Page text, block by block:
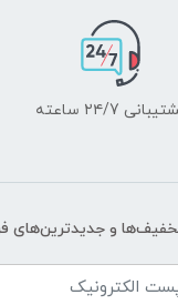
۲۴/7 ساعته
و جدیدترین‌های